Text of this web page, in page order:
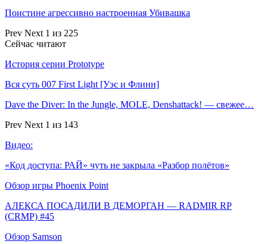
Поистине агрессивно настроенная Убивашка
Prev Next 1 из 225
Сейчас читают
История серии Prototype
Вся суть 007 First Light [Уэс и Флинн]
Dave the Diver: In the Jungle, MOLE, Denshattack! — свежее…
Prev Next 1 из 143
Видео:
«Код доступа: РАЙ» чуть не закрыла «Разбор полётов»
Обзор игры Phoenix Point
АЛЕКСА ПОСАДИЛИ В ДЕМОРГАН — RADMIR RP
(CRMP) #45
Обзор Samson